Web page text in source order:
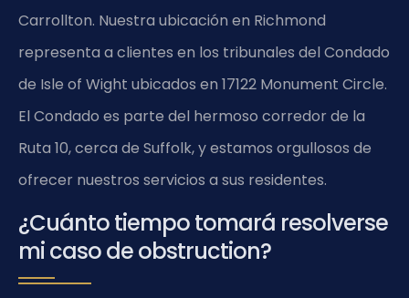
Carrollton. Nuestra ubicación en Richmond
representa a clientes en los tribunales del Condado
de Isle of Wight ubicados en 17122 Monument Circle.
El Condado es parte del hermoso corredor de la
Ruta 10, cerca de Suffolk, y estamos orgullosos de
ofrecer nuestros servicios a sus residentes.
¿Cuánto tiempo tomará resolverse
mi caso de obstruction?